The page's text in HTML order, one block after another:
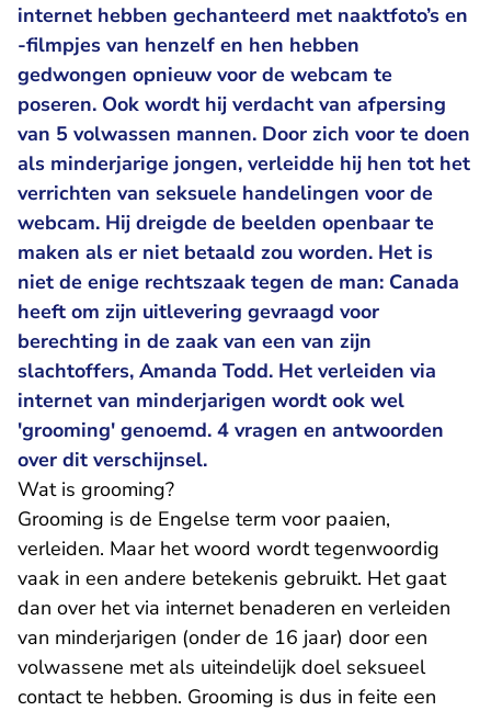
internet hebben gechanteerd met naaktfoto’s en
-filmpjes van henzelf en hen hebben
gedwongen opnieuw voor de webcam te
poseren. Ook wordt hij verdacht van afpersing
van 5 volwassen mannen. Door zich voor te doen
als minderjarige jongen, verleidde hij hen tot het
verrichten van seksuele handelingen voor de
webcam. Hij dreigde de beelden openbaar te
maken als er niet betaald zou worden. Het is
niet de enige rechtszaak tegen de man: Canada
heeft om zijn uitlevering gevraagd voor
berechting in de zaak van een van zijn
slachtoffers, Amanda Todd. Het verleiden via
internet van minderjarigen wordt ook wel
'grooming' genoemd. 4 vragen en antwoorden
over dit verschijnsel.
Wat is grooming?
Grooming is de Engelse term voor paaien,
verleiden. Maar het woord wordt tegenwoordig
vaak in een andere betekenis gebruikt. Het gaat
dan over het via internet benaderen en verleiden
van minderjarigen (onder de 16 jaar) door een
volwassene met als uiteindelijk doel seksueel
contact te hebben. Grooming is dus in feite een